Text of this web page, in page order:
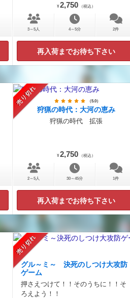
¥ 2,750 （税込）
3～5人 4～5分 2件
再入荷までお待ち下さい
売り切れ （5.0）
狩猟の時代：大河の恵み
狩猟の時代 拡張
¥ 2,750 （税込）
2～5人 30～45分 1件
再入荷までお待ち下さい
売り切れ
グル～ミ～ 決死のしつけ大攻防
ゲーム
押さえつけて！！そのうちに！！そ
ろえよう！！